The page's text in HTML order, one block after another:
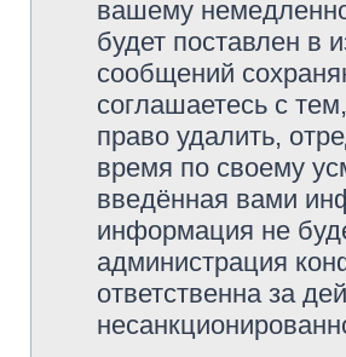
вашему
будет поставлен в
сообщений
соглашаетесь с
право удалить,
время по своему
введённая вами
информация не
администрация
ответственна за